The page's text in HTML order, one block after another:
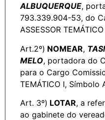
ALBUQUERQUE,
793.339.904-53, do
ASSESSOR
Art.2º) NOMEAR,
MELO, portadora do
para o Cargo
TEMÁTICO I, Símbolo
Art. 3º) LOTAR, a
ao gabinete do